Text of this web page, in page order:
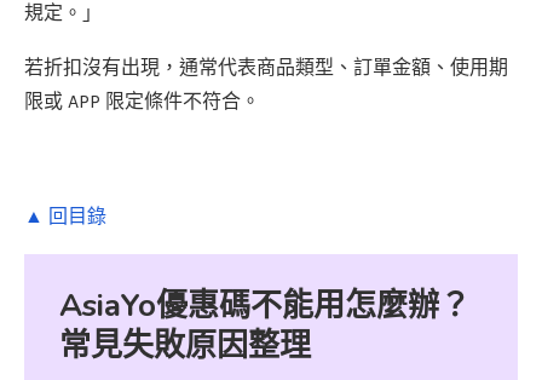
規定。」
若折扣沒有出現，通常代表商品類型、訂單金額、使用期
限或 APP 限定條件不符合。
▲ 回目錄
AsiaYo優惠碼不能用怎麼辦？
常見失敗原因整理